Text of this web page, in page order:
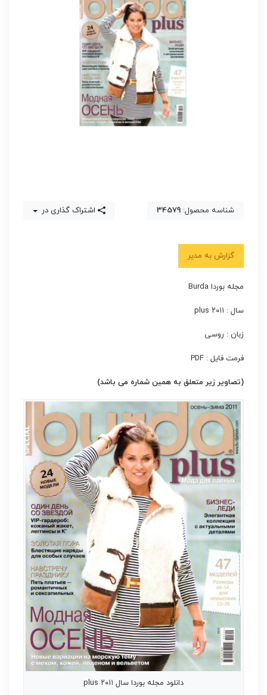
شناسه محصول: 34579 اشتراک گذاری در
گزارش به مدیر
مجله بوردا Burda
سال : ۲۰۱۱ plus
زبان : روسی
فرمت فایل : PDF
(تصاویر زیر متعلق به همین شماره می باشد)
دانلود مجله بوردا سال ۲۰۱۱ plus